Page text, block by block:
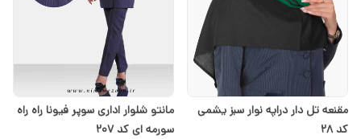
مقنعه تل دار دراپه نوار سبز یشمی
کد 28
مانتو شلوار اداری سوپر فیونا راه راه
سورمه ای کد ۲۰۷